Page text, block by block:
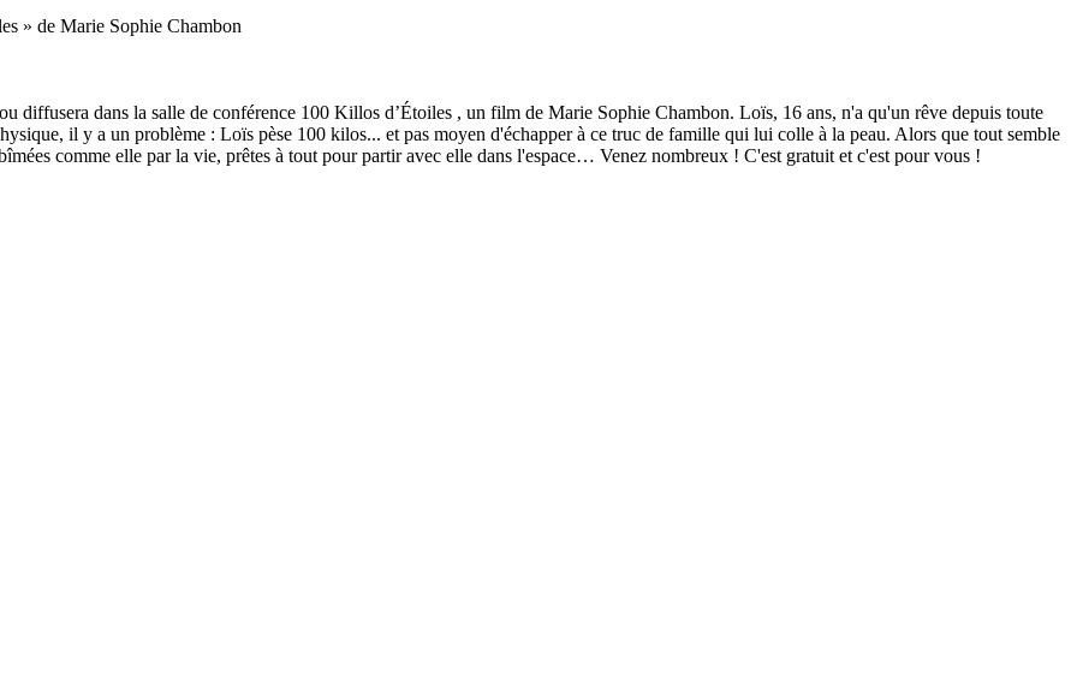
diffusera dans la salle de conférence 100 Killos d’Étoiles , un film de Marie Sophie Chambon. Loïs, 16 ans, n'a qu'un rêve depuis toute
il y a un problème : Loïs pèse 100 kilos... et pas moyen d'échapper à ce truc de famille qui lui colle à la peau. Alors que tout semble
comme elle par la vie, prêtes à tout pour partir avec elle dans l'espace… Venez nombreux ! C'est gratuit et c'est pour vous !